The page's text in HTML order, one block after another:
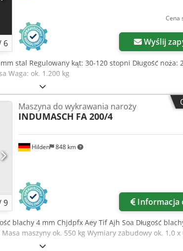
6
Cena
Wyślij
stal Regulowany kąt: 30-120 stopni Długość noża:
Waga: ok. 1.200 kg
9
Hilden 848 km
Maszyna do wykrawania naroży
INDUMASCH FA 200/4
Informacja
blachy 4 mm Chjdpfx Aey Tif Ajh Soa Długość
maszyny ok. 550 kg Wymiary zabudowy ok. 1,0 x